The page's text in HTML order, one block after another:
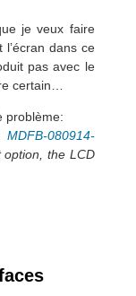
je veux faire
dans ce
pas avec le
certain…
problème:
MDFB-080914-
option, the LCD